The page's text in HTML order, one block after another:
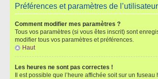
Préférences et paramètres de l’utilisateur
Comment modifier mes paramètres ?
Tous vos paramètres (si vous êtes inscrit) sont
modifier tous vos paramètres et préférences.
Haut
Les heures ne sont pas correctes !
Il est possible que l’heure affichée soit sur un